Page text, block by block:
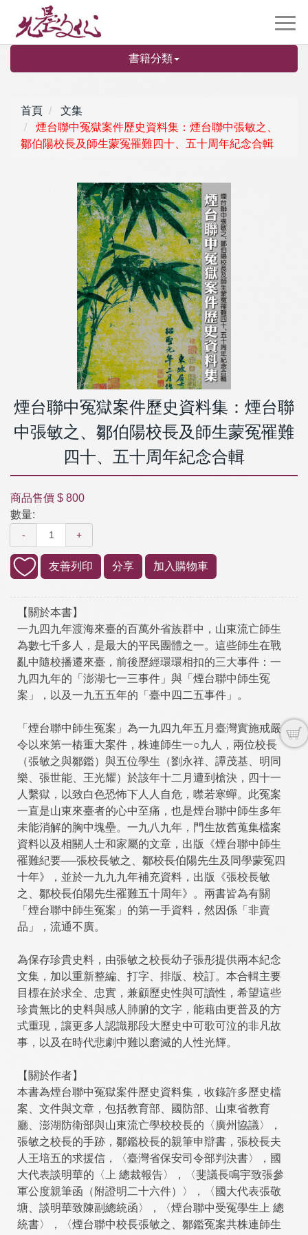
書籍分類
首頁
文集
煙台聯中冤獄案件歷史資料集：煙台聯中張敏之、
鄒伯陽校長及師生蒙冤罹難四十、五十周年紀念合輯
煙台聯中冤獄案件歷史資料集：煙台聯
中張敏之、鄒伯陽校長及師生蒙冤罹難
四十、五十周年紀念合輯
商品售價 $ 800
數量:
- +
友善列印 分享 加入購物車
【關於本書】
一九四九年渡海來臺的百萬外省族群中，山東流亡師生
為數七千多人，是最大的平民團體之一。這些師生在戰
亂中隨校播遷來臺，前後歷經環環相扣的三大事件：一
九四九年的「澎湖七一三事件」與「煙台聯中師生冤
案」，以及一九五五年的「臺中四二五事件」。
「煙台聯中師生冤案」為一九四九年五月臺灣實施戒嚴
令以來第一樁重大案件，株連師生一○九人，兩位校長
（張敏之與鄒鑑）與五位學生（劉永祥、譚茂基、明同
樂、張世能、王光耀）於該年十二月遭到槍決，四十一
人繫獄，以致白色恐怖下人人自危，噤若寒蟬。此冤案
一直是山東來臺者的心中至痛，也是煙台聯中師生多年
未能消解的胸中塊壘。一九八九年，門生故舊蒐集檔案
資料以及相關人士和家屬的文章，出版《煙台聯中師生
罹難紀要──張校長敏之、鄒校長伯陽先生及同學蒙冤四
十年》，並於一九九九年補充資料，出版《張校長敏
之、鄒校長伯陽先生罹難五十周年》。兩書皆為有關
「煙台聯中師生冤案」的第一手資料，然因係「非賣
品」，流通不廣。
為保存珍貴史料，由張敏之校長幼子張彤提供兩本紀念
文集，加以重新整編、打字、排版、校訂。本合輯主要
目標在於求全、忠實，兼顧歷史性與可讀性，希望這些
珍貴無比的史料與感人肺腑的文字，能藉由更普及的方
式重現，讓更多人認識那段大歷史中可歌可泣的非凡故
事，以及在時代悲劇中難以磨滅的人性光輝。
【關於作者】
本書為煙台聯中冤獄案件歷史資料集，收錄許多歷史檔
案、文件與文章，包括教育部、國防部、山東省教育
廳、澎湖防衛部與山東流亡學校校長的〈廣州協議〉，
張敏之校長的手跡，鄒鑑校長的親筆申辯書，張校長夫
人王培五的求援信，〈臺灣省保安司令部判決書〉，國
大代表談明華的〈上 總裁報告〉，〈斐議長鳴宇致張參
軍公度親筆函（附證明二十六件）〉，〈國大代表張敬
塘、談明華致陳副總統函〉，〈煙台聯中受冤學生上 總
統書〉，〈煙台聯中校長張敏之、鄒鑑冤案共株連師生